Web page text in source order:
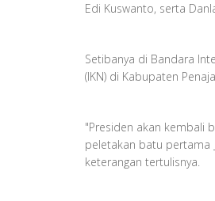
Edi Kuswanto, serta
Setibanya di Bandara
(IKN) di Kabupaten
"Presiden akan kembali
peletakan batu pertama
keterangan tertulisnya.